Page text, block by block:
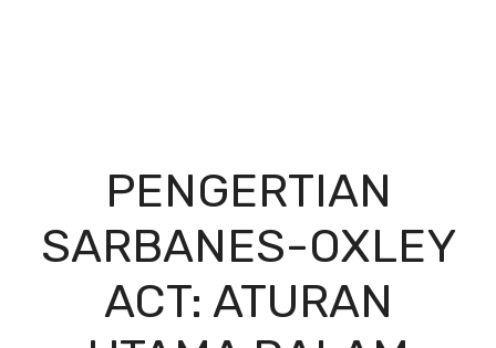
PENGERTIAN
SARBANES-OXLEY
ACT: ATURAN